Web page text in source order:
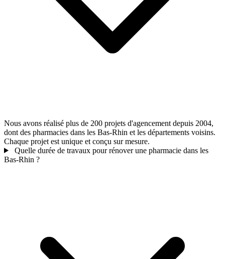
Nous avons réalisé plus de 200 projets d'agencement depuis 2004,
dont des pharmacies dans les Bas-Rhin et les départements voisins.
Chaque projet est unique et conçu sur mesure.
Quelle durée de travaux pour rénover une pharmacie dans les
Bas-Rhin ?